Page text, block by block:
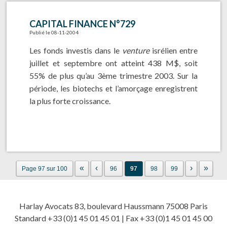
CAPITAL FINANCE N°729
Publié le 08-11-2004
Les fonds investis dans le ventureisrélien entre
juillet et septembre ont atteint 438 M$, soit
55% de plus qu’au 3ème trimestre 2003. Sur la
période, les biotechs et l’amorçage enregistrent
la plus forte croissance.
Page 97 sur 100 « ‹ 96 97 98 99 › »
Harlay Avocats 83, boulevard Haussmann 75008 Paris
Standard +33 (0)1 45 01 45 01 | Fax +33 (0)1 45 01 45 00